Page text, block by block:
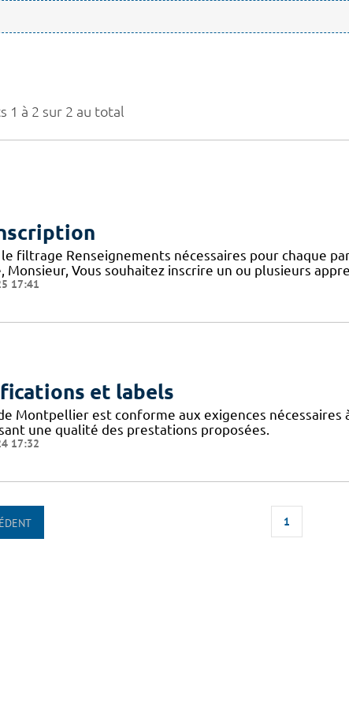
1 à 2 sur 2 au total
filtrage Renseignements nécessaires pour chaque
Monsieur, Vous souhaitez inscrire un ou plusieurs
17:41
et labels
Montpellier est conforme aux exigences
une qualité des prestations proposées.
17:32
1